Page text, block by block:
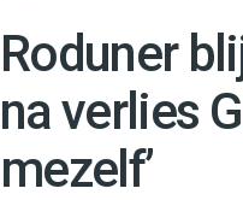
Roduner
na verlies
mezelf’